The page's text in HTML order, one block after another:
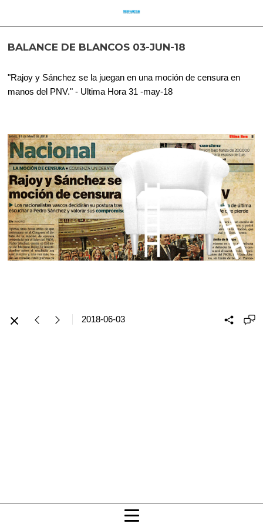
BALANCE DE BLANCOS 03-JUN-18
"Rajoy y Sánchez se la juegan en una moción de censura en
manos del PNV." - Ultima Hora 31 -may-18
2018-06-03